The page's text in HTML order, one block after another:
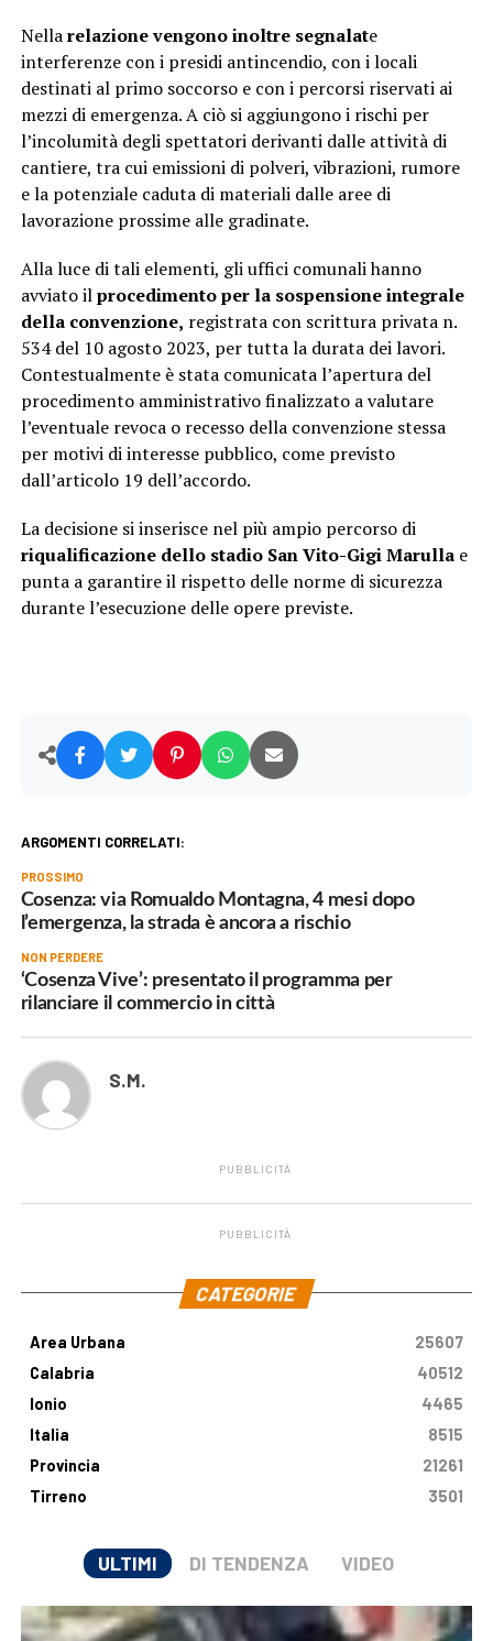
Nellarelazione vengono inoltre segnalate
interferenze con i presidi antincendio, con i locali
destinati al primo soccorso e con i percorsi riservati ai
mezzi di emergenza. A ciò si aggiungono i rischi per
l’incolumità degli spettatori derivanti dalle attività di
cantiere, tra cui emissioni di polveri, vibrazioni, rumore
e la potenziale caduta di materiali dalle aree di
lavorazione prossime alle gradinate.
Alla luce di tali elementi, gli uffici comunali hanno
avviato ilprocedimento per la sospensione integrale
della convenzione, registrata con scrittura privata n.
534 del 10 agosto 2023, per tutta la durata dei lavori.
Contestualmente è stata comunicata l’apertura del
procedimento amministrativo finalizzato a valutare
l’eventuale revoca o recesso della convenzione stessa
per motivi di interesse pubblico, come previsto
dall’articolo 19 dell’accordo.
La decisione si inserisce nel più ampio percorso di
riqualificazione dello stadio San Vito-Gigi Marullae
punta a garantire il rispetto delle norme di sicurezza
durante l’esecuzione delle opere previste.
ARGOMENTI CORRELATI:
PROSSIMO
Cosenza: via Romualdo Montagna, 4 mesi dopo
l’emergenza, la strada è ancora a rischio
NON PERDERE
‘Cosenza Vive’: presentato il programma per
rilanciare il commercio in città
S.M.
PUBBLICITÀ
PUBBLICITÀ
CATEGORIE
Area Urbana
25607
Calabria
40512
Ionio
4465
Italia
8515
Provincia
21261
Tirreno
3501
ULTIMI DI TENDENZA VIDEO